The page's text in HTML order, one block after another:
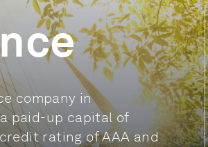
company in
paid-up capital of
rating of AAA and